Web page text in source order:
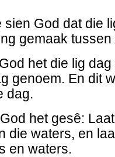
sien God dat die
gemaak
het die lig
genoem. En dit
dag.
het gesê:
die waters, en
en waters.